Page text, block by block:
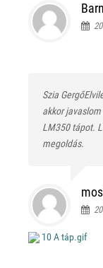
Szia
akkor
LM350 tápot.
megoldás.
10 A táp.gif